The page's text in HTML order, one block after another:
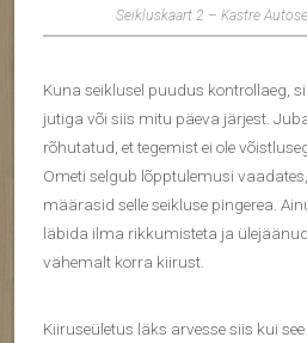
Seikluskaart 2 – Kastre
Kuna seiklusel puudus kontrollaeg,
jutiga või siis mitu päeva järjest.
rõhutatud, et tegemist ei ole
Ometi selgub lõpptulemusi
määrasid selle seikluse pingerea.
läbida ilma rikkumisteta ja
vähemalt korra kiirust.
Kiiruseületus läks arvesse siis kui